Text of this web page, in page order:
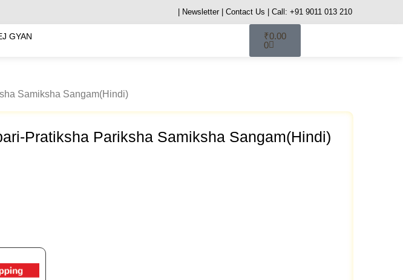
| Newsletter | Contact Us | Call: +91 9011 013 210
GYAN ₹0.00
0
Samiksha Sangam(Hindi)
Pratiksha Pariksha Samiksha Sangam(Hindi)